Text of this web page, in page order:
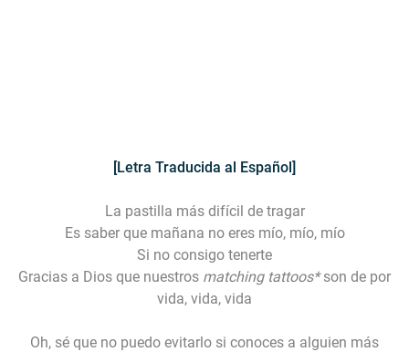
[Letra Traducida al Español]
La pastilla más difícil de tragar
Es saber que mañana no eres mío, mío, mío
Si no consigo tenerte
Gracias a Dios que nuestros matching tattoos*son de por
vida, vida, vida
Oh, sé que no puedo evitarlo si conoces a alguien más